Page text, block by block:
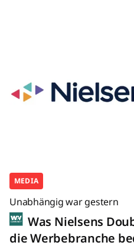
MEDIA
Unabhängig war gestern
Was Nielsens
die Werbebranche